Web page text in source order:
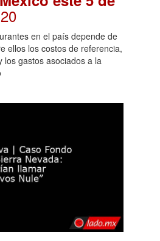
en el país depende de
ellos los costos de referencia,
los gastos asociados a la